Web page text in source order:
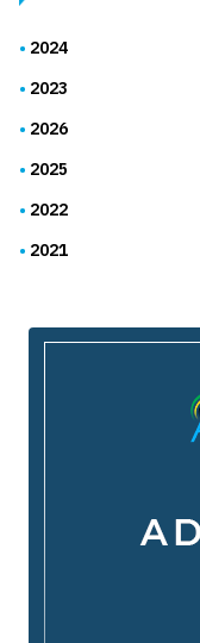
2024
2023
2026
2025
2022
2021